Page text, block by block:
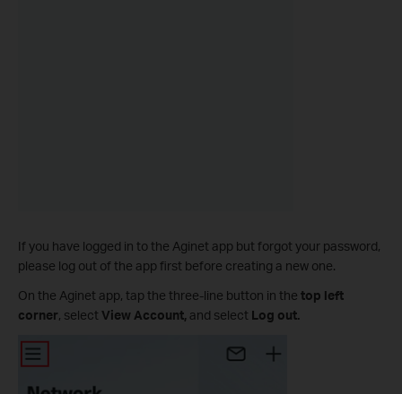
If you have logged in to the Aginet app but forgot your password,
please log out of the app first before creating a new one.
On the Aginet app, tap the three-line button in the top left
corner, select View Account, and select Log out.